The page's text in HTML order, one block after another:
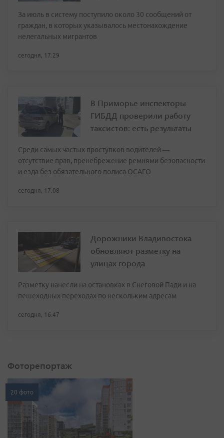
За июль в систему поступило около 30 сообщений от
граждан, в которых указывалось местонахождение
нелегальных мигрантов
сегодня, 17:29
В Приморье инспекторы
ГИБДД проверили работу
таксистов: есть результаты
Среди самых частых проступков водителей —
отсутствие прав, пренебрежение ремнями безопасности
и езда без обязательного полиса ОСАГО
сегодня, 17:08
Дорожники Владивостока
обновляют разметку на
улицах города
Разметку нанесли на остановках в Снеговой Пади и на
пешеходных переходах по нескольким адресам
сегодня, 16:47
Фоторепортаж
20 фото